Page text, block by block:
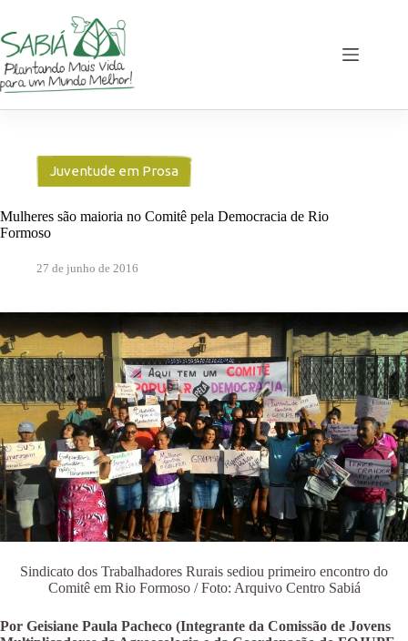
o
conteúdo
Juventude em Prosa
Mulheres são maioria no Comitê pela Democracia de Rio
Formoso
27 de junho de 2016
Sindicato dos Trabalhadores Rurais sediou primeiro encontro do
Comitê em Rio Formoso / Foto: Arquivo Centro Sabiá
Por Geisiane Paula Pacheco (Integrante da Comissão de Jovens